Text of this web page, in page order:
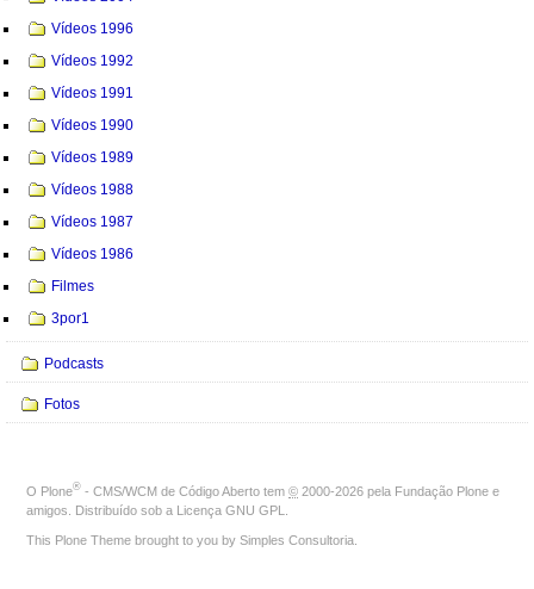
Vídeos 1996
Vídeos 1992
Vídeos 1991
Vídeos 1990
Vídeos 1989
Vídeos 1988
Vídeos 1987
Vídeos 1986
Filmes
3por1
Podcasts
Fotos
O Plone® - CMS/WCM de Código Aberto tem © 2000-2026 pela Fundação Plone e
amigos. Distribuído sob a Licença GNU GPL
This Plone Theme brought to you by Simples Consultoria